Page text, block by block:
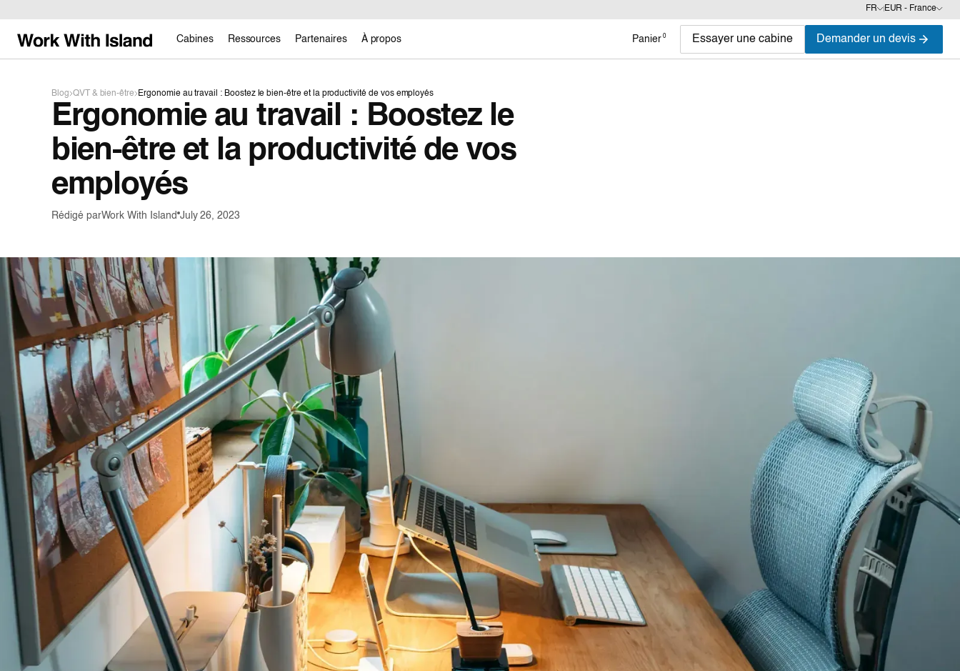
FR EUR - France
Cabines Ressources Partenaires À propos Panier 0 Essayer une cabine Demander un devis
Blog QVT & bien-être Ergonomie au travail : Boostez le bien-être et la productivité de vos employés
Ergonomie au travail : Boostez le
bien-être et la productivité de vos
employés
Rédigé parWork With Island July 26, 2023